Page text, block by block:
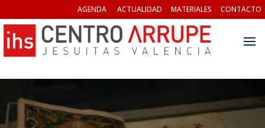
AGENDA ACTUALIDAD MATERIALES CONTACTO